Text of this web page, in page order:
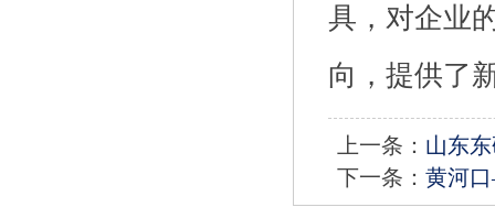
具，对企业
向，提供了
上一条： 山东
下一条： 黄河